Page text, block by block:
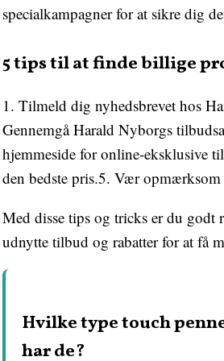
specialkampagner for at sikre dig
5 tips til at finde billige
1. Tilmeld dig nyhedsbrevet hos
Gennemgå Harald Nyborgs
hjemmeside for online-eksklusive
den bedste pris.5. Vær
Med disse tips og tricks er du
udnytte tilbud og rabatter for at få
Hvilke type touch
har de?